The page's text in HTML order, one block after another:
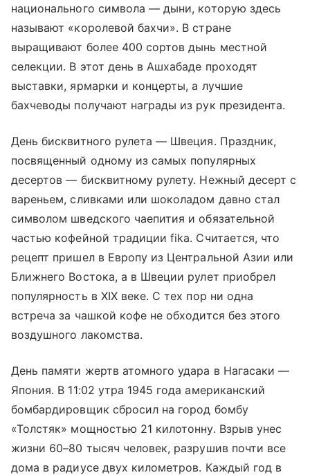
национального символа — дыни, которую здесь
называют «королевой бахчи». В стране
выращивают более 400 сортов дынь местной
селекции. В этот день в Ашхабаде проходят
выставки, ярмарки и концерты, а лучшие
бахчеводы получают награды из рук президента.
День бисквитного рулета — Швеция. Праздник,
посвященный одному из самых популярных
десертов — бисквитному рулету. Нежный десерт с
вареньем, сливками или шоколадом давно стал
символом шведского чаепития и обязательной
частью кофейной традиции fika. Считается, что
рецепт пришел в Европу из Центральной Азии или
Ближнего Востока, а в Швеции рулет приобрел
популярность в XIX веке. С тех пор ни одна
встреча за чашкой кофе не обходится без этого
воздушного лакомства.
День памяти жертв атомного удара в Нагасаки —
Япония. В 11:02 утра 1945 года американский
бомбардировщик сбросил на город бомбу
«Толстяк» мощностью 21 килотонну. Взрыв унес
жизни 60–80 тысяч человек, разрушив почти все
дома в радиусе двух километров. Каждый год в